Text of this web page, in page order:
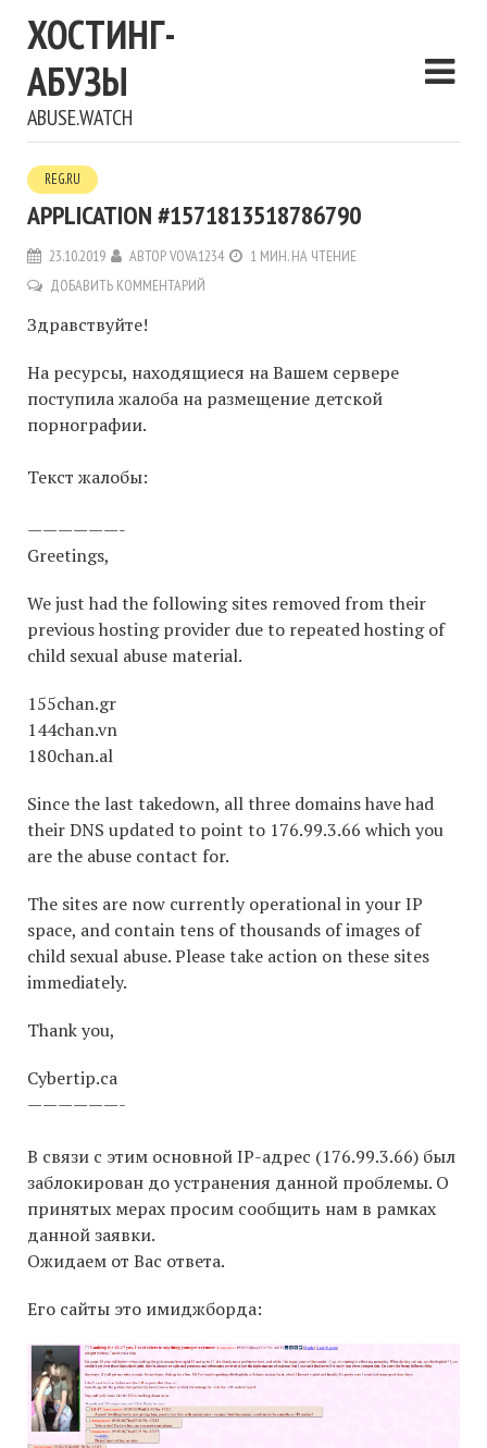
ХОСТИНГ-
АБУЗЫ
ABUSE.WATCH
REG.RU
APPLICATION #1571813518786790
23.10.2019 АВТОРVOVA1234
1 МИН. НА ЧТЕНИЕ
ДОБАВИТЬ КОММЕНТАРИЙ
Здравствуйте!
На ресурсы, находящиеся на Вашем сервере
поступила жалоба на размещение детской
порнографии.
Текст жалобы:
——————-
Greetings,
We just had the following sites removed from their
previous hosting provider due to repeated hosting of
child sexual abuse material.
155chan.gr
144chan.vn
180chan.al
Since the last takedown, all three domains have had
their DNS updated to point to 176.99.3.66 which you
are the abuse contact for.
The sites are now currently operational in your IP
space, and contain tens of thousands of images of
child sexual abuse. Please take action on these sites
immediately.
Thank you,
Cybertip.ca
——————-
В связи с этим основной IP-адрес (176.99.3.66) был
заблокирован до устранения данной проблемы. О
принятых мерах просим сообщить нам в рамках
данной заявки.
Ожидаем от Вас ответа.
Его сайты это имиджборда: